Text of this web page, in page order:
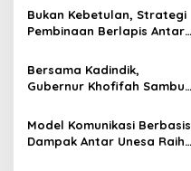
p
o
s
Representatif Tingkatkan
Kualitas Pembelajaran
Bukan Kebetulan, Strategi
Pembinaan Berlapis Antar
Juara Umum LKS Nasional
Bersama Kadindik,
Gubernur Khofifah Sambut
Umum LKS Dikmen Nasional
2026 di Grahadi
Model Komunikasi Berbasis
Dampak Antar Unesa Raih